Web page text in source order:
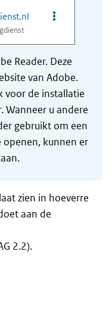
Opties van
Reader. Deze
van Adobe.
voor de installatie
Wanneer u andere
gebruikt om een
kunnen er
zien in hoeverre
aan de
2.2).